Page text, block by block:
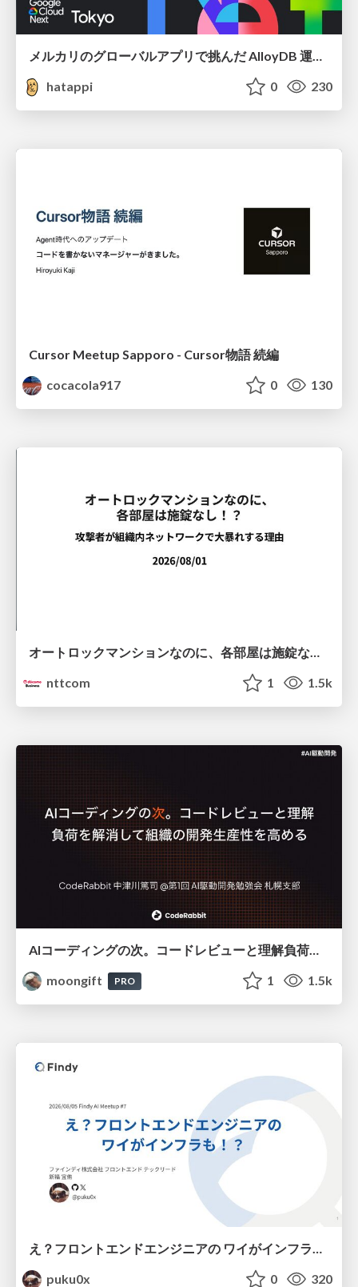
メルカリのグローバルアプリで挑んだ AlloyDB 運用と課題解決の実践記
hatappi
0 230
Cursor Meetup Sapporo - Cursor物語 続編
cocacola917
0 130
オートロックマンションなのに、各部屋は施錠なし！？ 攻撃者が組織内ネットワークで大暴れする理由 / The Front Door Is Locked, but the Rooms Are Wide Open: Why Attackers Move Freely Inside Enterprise Networks
nttcom
1 1.5k
AIコーディングの次。コードレビューと理解負荷を解消して組織の開発生産性を高める
moongift
PRO 1 1.5k
puku0x
0 320